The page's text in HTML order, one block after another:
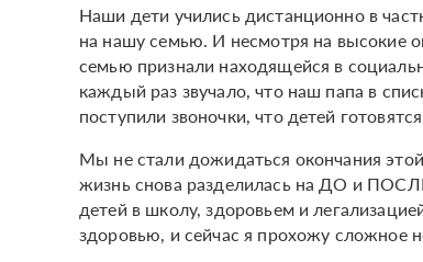
Наши дети учились дистанционно в
на нашу семью. И несмотря на высокие
семью признали находящейся в
каждый раз звучало, что наш папа в
поступили звоночки, что детей
Мы не стали дожидаться окончания
жизнь снова разделилась на ДО и
детей в школу, здоровьем и
здоровью, и сейчас я прохожу сложное